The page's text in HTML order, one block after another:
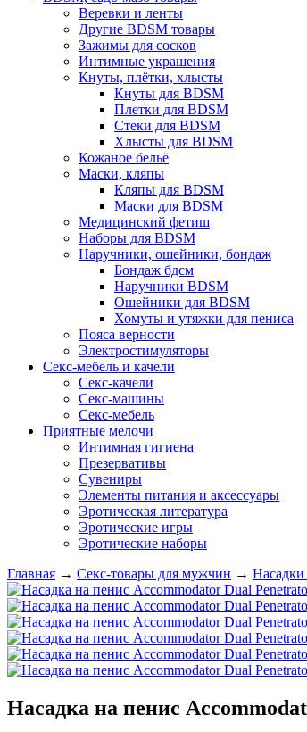
Веревки и ленты
Другие BDSM товары
Зажимы для сосков
Интимные украшения
Кнуты, плётки, хлысты
Кнуты для BDSM
Плетки для BDSM
Стеки для BDSM
Хлысты для BDSM
Кожаное бельё
Маски, кляпы
Кляпы для BDSM
Маски для BDSM
Медицинский фетиш
Наборы для BDSM
Наручники, ошейники, бондаж
Бондаж бдсм
Наручники BDSM
Ошейники для BDSM
Хомуты и утяжки для пениса
Пояса верности
Электростимуляторы
Секс-мебель и качели
Секс-качели
Секс-машины
Секс-мебель
Приятные мелочи
Интимная гигиена
Презервативы
Сувениры
Элементы питания и аксессуары
Эротическая литература
Эротические игры
Эротические наборы
Главная → Секс-товары для мужчин → Насадки
Насадка на пенис